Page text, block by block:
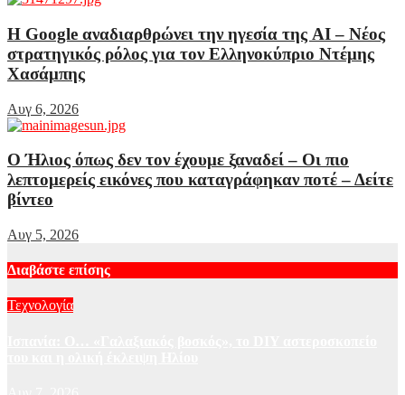
Η Google αναδιαρθρώνει την ηγεσία της AI – Νέος
στρατηγικός ρόλος για τον Ελληνοκύπριο Ντέμης
Χασάμπης
Αυγ 6, 2026
Ο Ήλιος όπως δεν τον έχουμε ξαναδεί – Οι πιο
λεπτομερείς εικόνες που καταγράφηκαν ποτέ – Δείτε
βίντεο
Αυγ 5, 2026
Διαβάστε επίσης
Τεχνολογία